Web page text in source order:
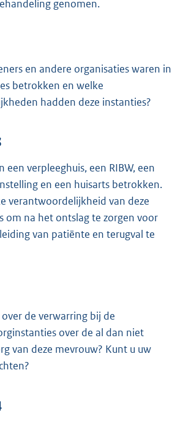
genomen.
en andere organisaties waren in
betrokken en welke
hadden deze instanties?
een verpleeghuis, een RIBW, een
en een huisarts betrokken.
verantwoordelijkheid van deze
om na het ontslag te zorgen voor
van patiënte en terugval te
de verwarring bij de
over de al dan niet
van deze mevrouw? Kunt u uw